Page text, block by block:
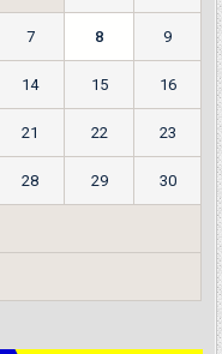
7 8 9
14 15 16
21 22 23
28 29 30